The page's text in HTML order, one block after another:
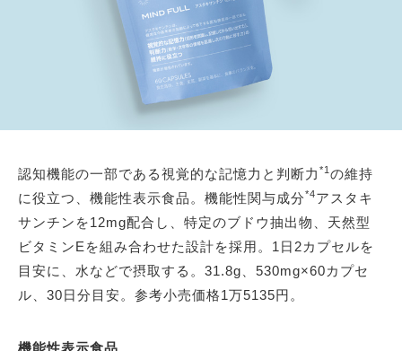
認知機能の一部である視覚的な記憶力と判断力 *1 の維持
に役立つ、機能性表示食品。機能性関与成分*4アスタキ
サンチンを12mg配合し、特定のブドウ抽出物、天然型
ビタミンEを組み合わせた設計を採用。1日2カプセルを
目安に、水などで摂取する。31.8g、530mg×60カプセ
ル、30日分目安。参考小売価格1万5135円。
機能性表示食品